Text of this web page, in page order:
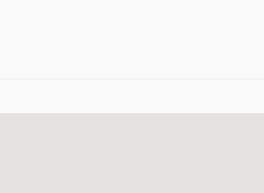
au plan "Dubai 2040", elle est essentielle